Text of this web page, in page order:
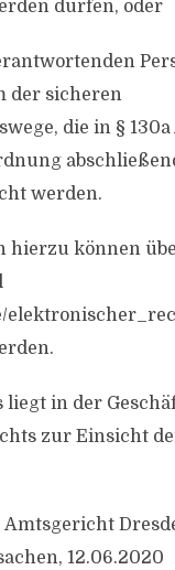
dürfen, oder
der sicheren
die in § 130a
werden.
hierzu können
liegt in der
zur Einsicht
Amtsgericht
12.06.2020